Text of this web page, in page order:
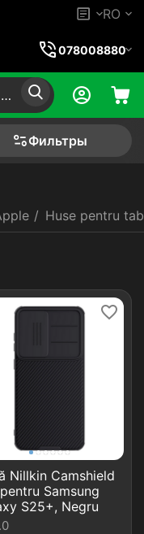
RO
078008880
Фильтры
/ Huse pentru
Nillkin Camshield
Samsung
S25+, Negru